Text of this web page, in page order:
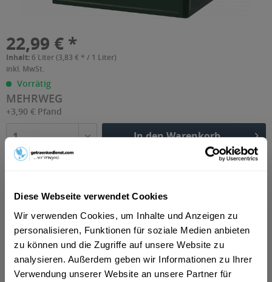
Diese Webseite verwendet Cookies
Wir verwenden Cookies, um Inhalte und Anzeigen zu
personalisieren, Funktionen für soziale Medien anbieten
zu können und die Zugriffe auf unsere Website zu
analysieren. Außerdem geben wir Informationen zu Ihrer
Verwendung unserer Website an unsere Partner für
22,99 € *
Inhalt:6 Liter (3,83 € * / 1 Liter)
inkl. MwSt.
Vorrätig
MEHRWEG
+3,90 € Pfand
1 In den Warenkorb
Beschreibung
mehr
Zutaten und Allergene